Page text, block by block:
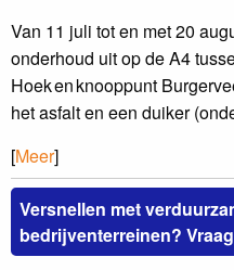
Van 11 juli tot en met 20
onderhoud uit op de A4
Hoek en knooppunt
het asfalt en een duiker
[Meer]
Versnellen met
bedrijventerreinen?